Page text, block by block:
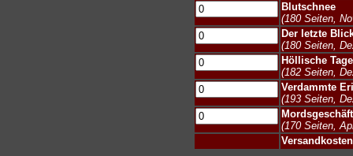
Blutschnee
(180 Seiten,
Der letzte
(180 Seiten,
Höllische Tage
(182 Seiten,
Verdammte
(193 Seiten,
Mordsgeschäft
(170 Seiten,